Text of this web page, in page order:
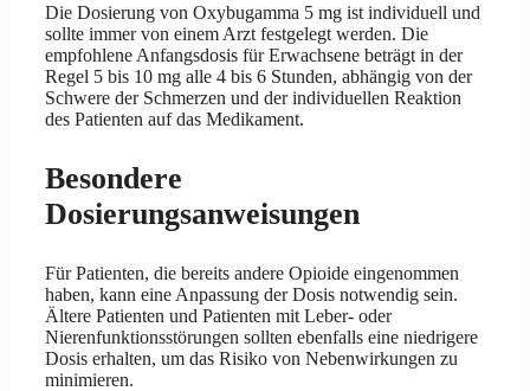
Die Dosierung von Oxybugamma 5 mg ist individuell und
sollte immer von einem Arzt festgelegt werden. Die
empfohlene Anfangsdosis für Erwachsene beträgt in der
Regel 5 bis 10 mg alle 4 bis 6 Stunden, abhängig von der
Schwere der Schmerzen und der individuellen Reaktion
des Patienten auf das Medikament.
Besondere
Dosierungsanweisungen
Für Patienten, die bereits andere Opioide eingenommen
haben, kann eine Anpassung der Dosis notwendig sein.
Ältere Patienten und Patienten mit Leber- oder
Nierenfunktionsstörungen sollten ebenfalls eine niedrigere
Dosis erhalten, um das Risiko von Nebenwirkungen zu
minimieren.